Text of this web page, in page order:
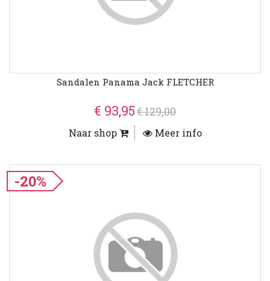
Sandalen Panama Jack FLETCHER
€ 93,95€ 129,00
Naar shop Meer info
-20%